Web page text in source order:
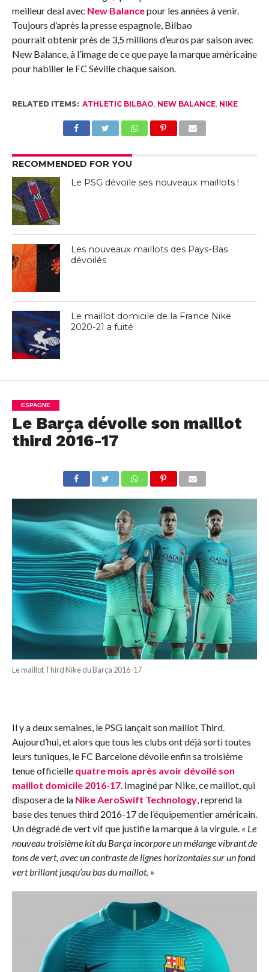
meilleur deal avec New Balancepour les années à venir.
Toujours d’après la presse espagnole, Bilbao
pourrait obtenir près de 3,5 millions d’euros par saison avec
New Balance, à l’image de ce que paye la marque américaine
pour habiller le FC Séville chaque saison.
RELATED ITEMS: ATHLETIC BILBAO NEW BALANCE, NIKE
RECOMMENDED FOR YOU
Le PSG dévoile ses nouveaux maillots !
Les nouveaux maillots des Pays-Bas
dévoilés
Le maillot domicile de la France Nike
2020-21 a fuité
ESPAGNE
Le Barça dévoile son maillot
third 2016-17
Le maillot Third Nike du Barça 2016-17
Il y a deux semaines, le PSG lançait son maillot Third.
Aujourd’hui, et alors que tous les clubs ont déjà sorti toutes
leurs tuniques, le FC Barcelone dévoile enfin sa troisième
tenue officielle quatre mois après avoir dévoilé son
maillot domicile 2016-17. Imaginé par Nike, ce maillot, qui
disposera de la Nike AeroSwift Technology, reprend la
base des tenues third 2016-17 de l’équipementier américain.
Un dégradé de vert vif que justifie la marque à la virgule. « Le
nouveau troisième kit du Barça incorpore un mélange vibrant de
tons de vert, avec un contraste de lignes horizontales sur un fond
vert brillant jusqu’au bas du maillot. »